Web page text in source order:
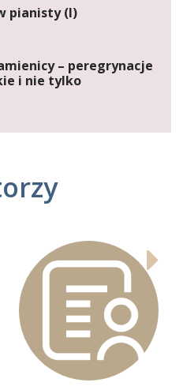
pianisty (I)
– peregrynacje
i nie tylko